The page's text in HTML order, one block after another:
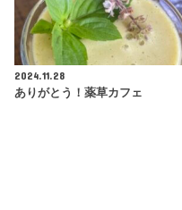
2024.11.28
ありがとう！薬草カフェ